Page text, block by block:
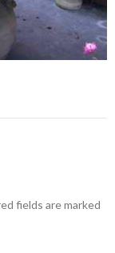
fields are marked